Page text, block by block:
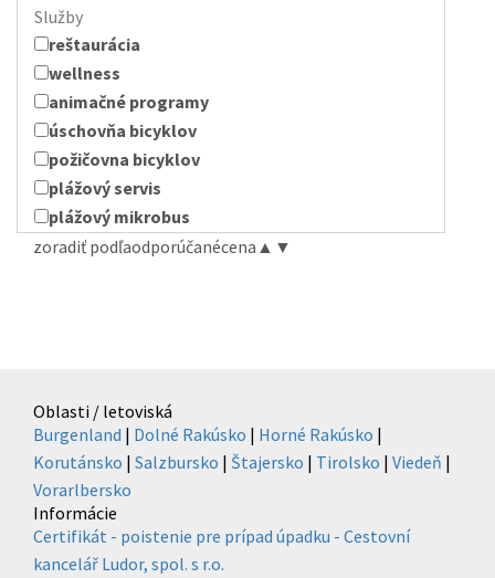
Služby
reštaurácia
wellness
animačné programy
úschovňa bicyklov
požičovna bicyklov
plážový servis
plážový mikrobus
zoradiť podľaodporúčanécena ▲ ▼
Oblasti / letoviská
Burgenland | Dolné Rakúsko | Horné Rakúsko |
Korutánsko | Salzbursko | Štajersko | Tirolsko | Viedeň |
Vorarlbersko
Informácie
Certifikát - poistenie pre prípad úpadku - Cestovní
kancelář Ludor, spol. s r.o.